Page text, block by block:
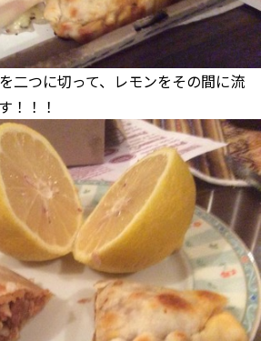
二つに切って、レモンをその間に流
！！！